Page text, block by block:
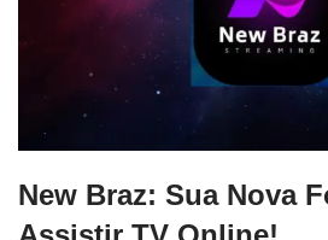
New Braz: Sua Nova